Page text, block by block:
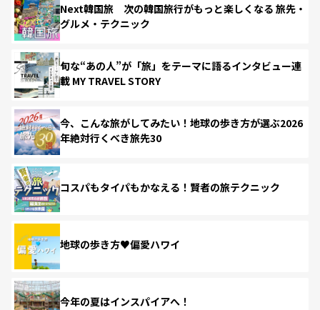
Next韓国旅 次の韓国旅行がもっと楽しくなる 旅先・
グルメ・テクニック
旬な“あの人”が「旅」をテーマに語るインタビュー連
載 MY TRAVEL STORY
今、こんな旅がしてみたい！地球の歩き方が選ぶ2026
年絶対行くべき旅先30
コスパもタイパもかなえる！賢者の旅テクニック
地球の歩き方♥偏愛ハワイ
今年の夏はインスパイアへ！